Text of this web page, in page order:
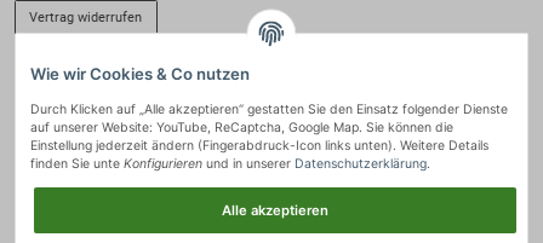
Vertrag widerrufen
Zahlung & Versand
Wie wir Cookies & Co nutzen
Durch Klicken auf „Alle akzeptieren“ gestatten Sie den Einsatz folgender Dienste
auf unserer Website: YouTube, ReCaptcha, Google Map. Sie können die
Einstellung jederzeit ändern (Fingerabdruck-Icon links unten). Weitere Details
finden Sie unte Konfigurieren und in unserer Datenschutzerklärung.
Alle akzeptieren